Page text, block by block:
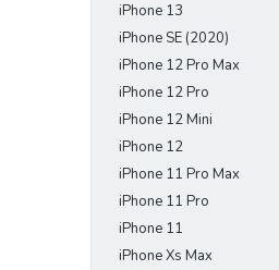
iPhone 13
iPhone SE (2020)
iPhone 12 Pro Max
iPhone 12 Pro
iPhone 12 Mini
iPhone 12
iPhone 11 Pro Max
iPhone 11 Pro
iPhone 11
iPhone Xs Max